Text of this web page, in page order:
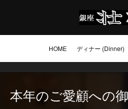
HOME ディナー (Dinner)
アクセス・ご予約 (Access / Reservations) ワイン
本年のご愛顧への